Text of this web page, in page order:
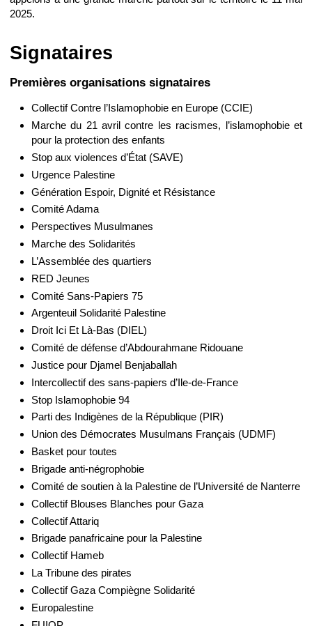
2025.
Signataires
Premières organisations signataires
Collectif Contre l’Islamophobie en Europe (CCIE)
Marche du 21 avril contre les racismes, l’islamophobie et
pour la protection des enfants
Stop aux violences d’État (SAVE)
Urgence Palestine
Génération Espoir, Dignité et Résistance
Comité Adama
Perspectives Musulmanes
Marche des Solidarités
L’Assemblée des quartiers
RED Jeunes
Comité Sans-Papiers 75
Argenteuil Solidarité Palestine
Droit Ici Et Là-Bas (DIEL)
Comité de défense d’Abdourahmane Ridouane
Justice pour Djamel Benjaballah
Intercollectif des sans-papiers d’Ile-de-France
Stop Islamophobie 94
Parti des Indigènes de la République (PIR)
Union des Démocrates Musulmans Français (UDMF)
Basket pour toutes
Brigade anti-négrophobie
Comité de soutien à la Palestine de l’Université de Nanterre
Collectif Blouses Blanches pour Gaza
Collectif Attariq
Brigade panafricaine pour la Palestine
Collectif Hameb
La Tribune des pirates
Collectif Gaza Compiègne Solidarité
Europalestine